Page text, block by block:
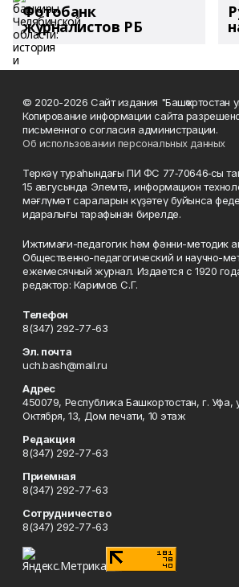
Фотобанк
журналистов РБ
© 2020-2026 Сайт издания "Башҡортостан
Копирование информации сайта
письменного согласия администрации.
Об использовании персональных данных
Теркәү тураһындағы ПИ ФС 77‑70646‑сы
15 авгусында Элемтә, информацион
мәғлүмәт сараларын күҙәтеү буйынса
идаралығы тарафынан бирелде.
Ижтимағи-педагогик һәм фәнни-методик
Общественно-педагогический и научно-
ежемесячный журнал. Издается с 1920
редактор: Каримов С.Г.
Телефон
8(347) 292-77-63
Эл. почта
uch.bash@mail.ru
Адрес
450079, Республика Башкортостан, г. Уфа,
Октября, 13, Дом печати, 10 этаж
Редакция
8(347) 292-77-63
Приемная
8(347) 292-77-63
Сотрудничество
8(347) 292-77-63